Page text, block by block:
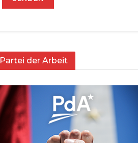
Partei der Arbeit